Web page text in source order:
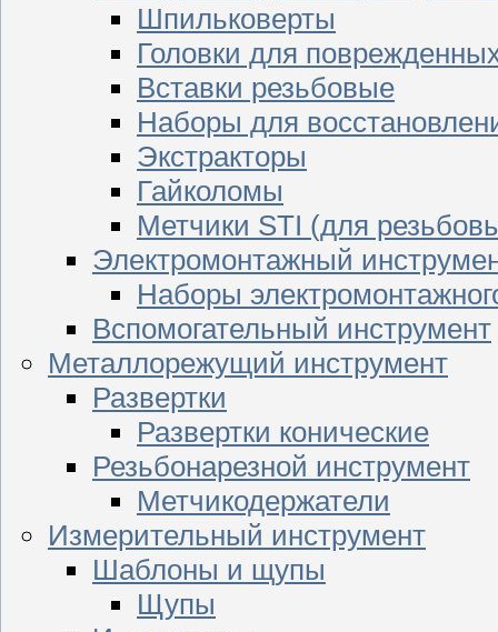
Шпильковерты
Головки для
Вставки резьбовые
Наборы для
Экстракторы
Гайколомы
Метчики STI (для
Электромонтажный
Наборы
Вспомогательный инструмент
Металлорежущий инструмент
Развертки
Развертки конические
Резьбонарезной инструмент
Метчикодержатели
Измерительный инструмент
Шаблоны и щупы
Щупы